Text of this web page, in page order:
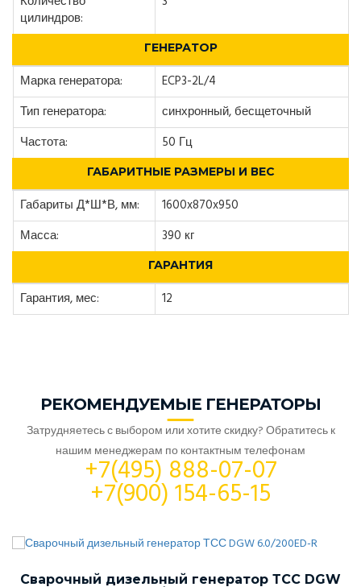
цилиндров:
ГЕНЕРАТОР
Марка генератора:
ECP3-2L/4
Тип генератора:
синхронный, бесщеточный
Частота:
50 Гц
ГАБАРИТНЫЕ РАЗМЕРЫ И ВЕС
Габариты Д*Ш*В, мм:
1600x870x950
Масса:
390 кг
ГАРАНТИЯ
Гарантия, мес: 12
РЕКОМЕНДУЕМЫЕ ГЕНЕРАТОРЫ
Затрудняетесь с выбором или хотите скидку? Обратитесь к
нашим менеджерам по контактным телефонам
+7(495) 888-07-07
+7(900) 154-65-15
Сварочный дизельный генератор ТСС DGW